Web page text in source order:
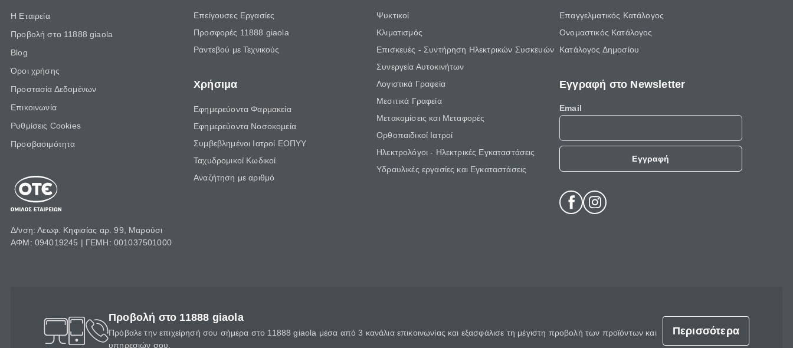
Η Εταιρεία
Προβολή στο 11888 giaola
Blog
Όροι χρήσης
Προστασία Δεδομένων
Επικοινωνία
Ρυθμίσεις Cookies
Προσβασιμότητα
Δ/νση: Λεωφ. Κηφισίας αρ. 99, Μαρούσι
ΑΦΜ: 094019245 | ΓΕΜΗ: 001037501000
Επείγουσες Εργασίες
Προσφορές 11888 giaola
Ραντεβού με Τεχνικούς
Χρήσιμα
Εφημερεύοντα Φαρμακεία
Εφημερεύοντα Νοσοκομεία
Συμβεβλημένοι Ιατροί ΕΟΠΥΥ
Ταχυδρομικοί Κωδικοί
Αναζήτηση με αριθμό
Ψυκτικοί
Κλιματισμός
Επισκευές - Συντήρηση Ηλεκτρικών Συσκευών
Συνεργεία Αυτοκινήτων
Λογιστικά Γραφεία
Μεσιτικά Γραφεία
Μετακομίσεις και Μεταφορές
Ορθοπαιδικοί Ιατροί
Ηλεκτρολόγοι - Ηλεκτρικές Εγκαταστάσεις
Υδραυλικές εργασίες και Εγκαταστάσεις
Επαγγελματικός Κατάλογος
Ονομαστικός Κατάλογος
Κατάλογος Δημοσίου
Εγγραφή στο Newsletter
Email
Εγγραφή
Προβολή στο 11888 giaola
Πρόβαλε την επιχείρησή σου σήμερα στο 11888 giaola μέσα από 3 κανάλια επικοινωνίας και εξασφάλισε τη μέγιστη προβολή των προϊόντων και
υπηρεσιών σου.
Περισσότερα